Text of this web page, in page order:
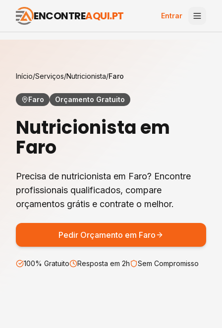
ENCONTREAQUI.PT Entrar
Início/Serviços/Nutricionista/Faro
Faro Orçamento Gratuito
Nutricionistaem
Faro
Precisa de nutricionista em Faro? Encontre
profissionais qualificados, compare
orçamentos grátis e contrate o melhor.
Pedir Orçamento em Faro
100% Gratuito Resposta em 2h Sem Compromisso